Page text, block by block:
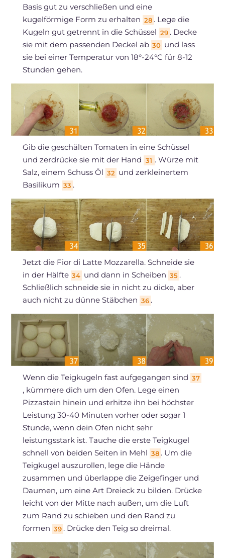
Basis gut zu verschließen und eine
kugelförmige Form zu erhalten 28 . Lege die
Kugeln gut getrennt in die Schüssel 29 . Decke
sie mit dem passenden Deckel ab 30 und lass
sie bei einer Temperatur von 18°-24°C für 8-12
Stunden gehen.
Gib die geschälten Tomaten in eine Schüssel
und zerdrücke sie mit der Hand 31 . Würze mit
Salz, einem Schuss Öl 32 und zerkleinertem
Basilikum 33 .
Jetzt die Fior di Latte Mozzarella. Schneide sie
in der Hälfte 34 und dann in Scheiben 35 .
Schließlich schneide sie in nicht zu dicke, aber
auch nicht zu dünne Stäbchen 36 .
Wenn die Teigkugeln fast aufgegangen sind 37
, kümmere dich um den Ofen. Lege einen
Pizzastein hinein und erhitze ihn bei höchster
Leistung 30-40 Minuten vorher oder sogar 1
Stunde, wenn dein Ofen nicht sehr
leistungsstark ist. Tauche die erste Teigkugel
schnell von beiden Seiten in Mehl 38 . Um die
Teigkugel auszurollen, lege die Hände
zusammen und überlappe die Zeigefinger und
Daumen, um eine Art Dreieck zu bilden. Drücke
leicht von der Mitte nach außen, um die Luft
zum Rand zu schieben und den Rand zu
formen 39 . Drücke den Teig so dreimal.